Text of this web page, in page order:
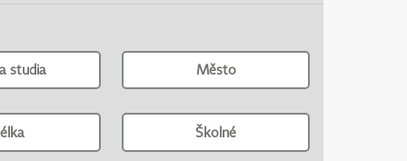
studia Město
Školné